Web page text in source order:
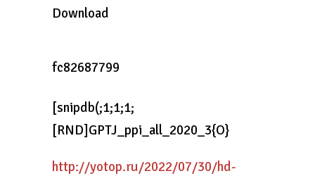
Download
fc82687799
[snipdb(;1;1;1;
[RND]GPTJ_ppi_all_2020_3{O}
http://yotop.ru/2022/07/30/hd-